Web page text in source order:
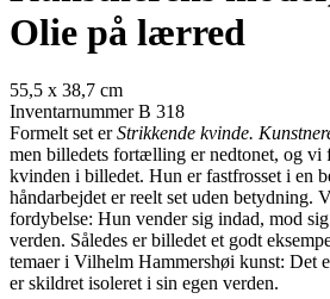
Olie på lærred
55,5 x 38,7 cm
Inventarnummer B 318
Formelt set erStrikkende kvinde.
men billedets fortælling er nedtonet, og vi
kvinden i billedet. Hun er fastfrosset i en
håndarbejdet er reelt set uden betydning.
fordybelse: Hun vender sig indad, mod
verden. Således er billedet et godt
temaer i Vilhelm Hammershøi kunst: Det
er skildret isoleret i sin egen verden.